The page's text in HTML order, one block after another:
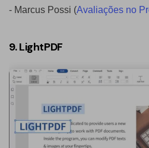
- Marcus Possi (Avaliações no
9. LightPDF